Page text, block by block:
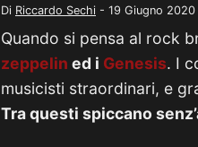
Di Riccardo Sechi - 19 Giugno 2020
Quando si pensa al rock
zeppelin ed i Genesis. I
musicisti straordinari, e
Tra questi spiccano